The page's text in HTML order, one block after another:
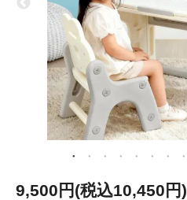
9,500円(税込10,450円)